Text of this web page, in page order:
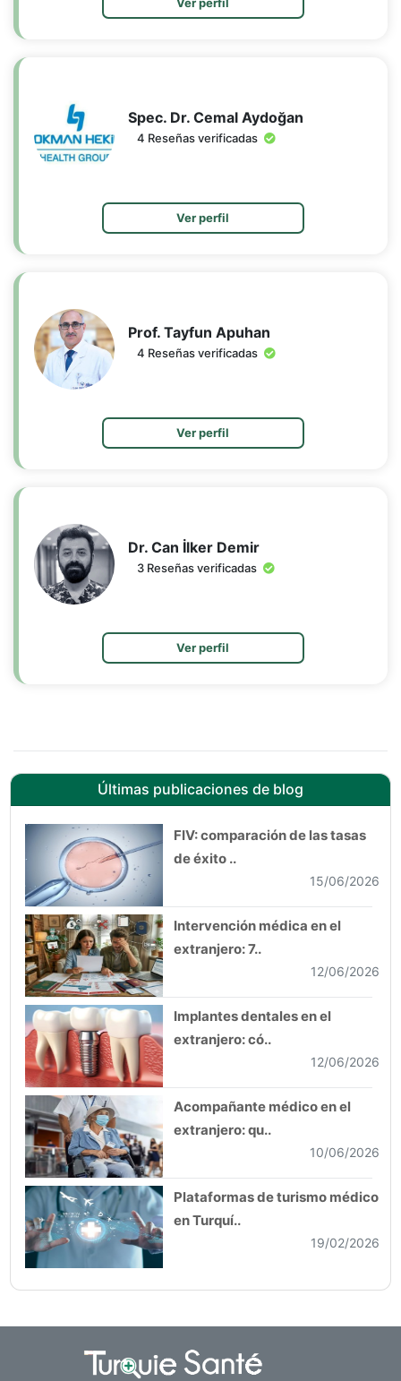
Spec. Dr. Cemal Aydoğan
4 Reseñas verificadas
Ver perfil
Prof. Tayfun Apuhan
4 Reseñas verificadas
Ver perfil
Dr. Can İlker Demir
3 Reseñas verificadas
Ver perfil
Últimas publicaciones de blog
FIV: comparación de las tasas
de éxito ..
15/06/2026
Intervención médica en el
extranjero: 7..
12/06/2026
Implantes dentales en el
extranjero: có..
12/06/2026
Acompañante médico en el
extranjero: qu..
10/06/2026
Plataformas de turismo médico
en Turquí..
19/02/2026